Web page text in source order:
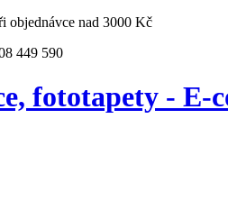
objednávce nad 3000 Kč
449 590
fototapety - E-